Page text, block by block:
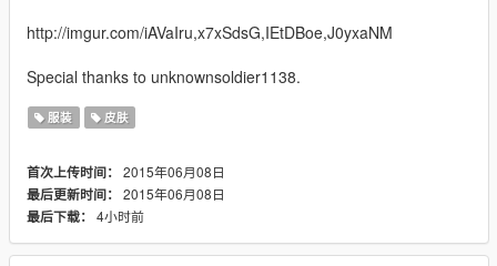
http://imgur.com/iAVaIru,x7xSdsG,IEtDBoe,J0yxaNM
Special thanks to unknownsoldier1138.
服装 皮肤
首次上传时间： 2015年06月08日
最后更新时间： 2015年06月08日
最后下载： 4小时前